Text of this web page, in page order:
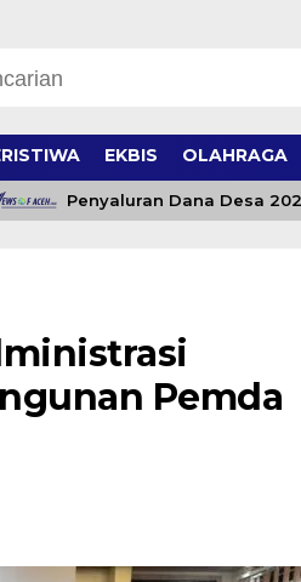
EKBIS OLAHRAGA
Penyaluran Dana Desa 2026 di
Pemda